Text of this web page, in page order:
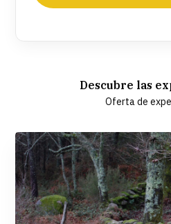
Descubre las
Oferta de